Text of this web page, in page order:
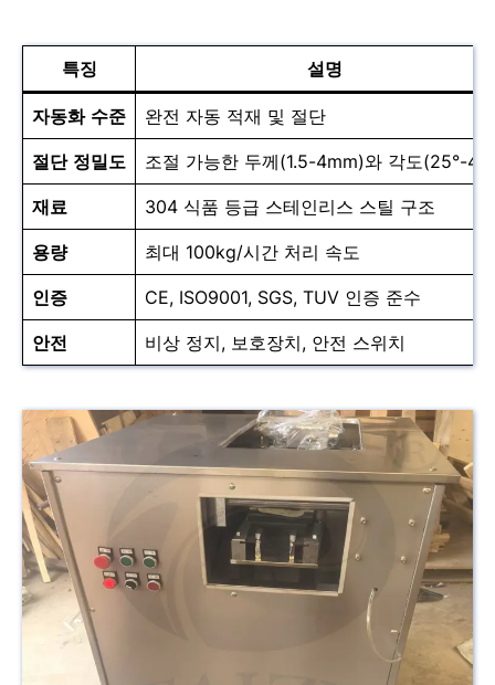
특징 설명
자동화 수준 완전 자동 적재 및 절단
절단 정밀도 조절 가능한 두께(1.5-4mm)와 각도(25°-
재료 304 식품 등급 스테인리스 스틸 구조
용량 최대 100kg/시간 처리 속도
인증 CE, ISO9001, SGS, TUV 인증 준수
안전 비상 정지, 보호장치, 안전 스위치